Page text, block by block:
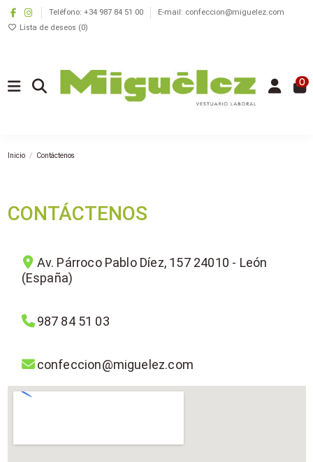
Teléfono: +34 987 84 51 00
E-mail: confeccion@miguelez.com
Lista de deseos (0)
0
Inicio Contáctenos
CONTÁCTENOS
Av. Párroco Pablo Díez, 157 24010 - León
(España)
987 84 51 03
confeccion@miguelez.com